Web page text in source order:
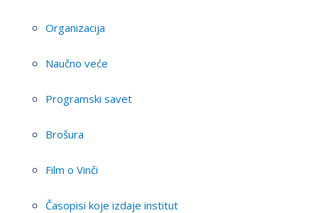
Organizacija
Naučno veće
Programski savet
Brošura
Film o Vinči
Časopisi koje izdaje institut